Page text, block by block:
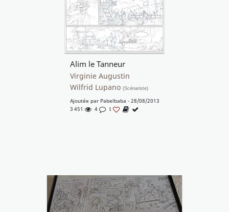
Alim le Tanneur
Virginie Augustin
Wilfrid Lupano (Scénariste)
Ajoutée par Pabelbaba - 28/08/2013
3 451
4 1